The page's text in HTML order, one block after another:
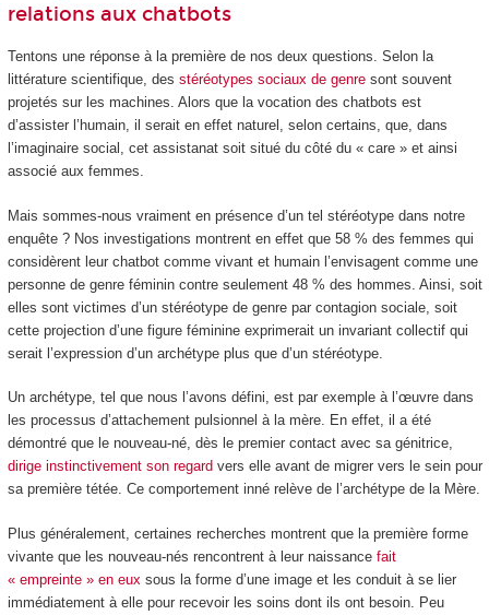
relations aux chatbots
Tentons une réponse à la première de nos deux questions. Selon la
littérature scientifique, des stéréotypes sociaux de genresont souvent
projetés sur les machines. Alors que la vocation des chatbots est
d’assister l’humain, il serait en effet naturel, selon certains, que, dans
l’imaginaire social, cet assistanat soit situé du côté du « care » et ainsi
associé aux femmes.
Mais sommes-nous vraiment en présence d’un tel stéréotype dans notre
enquête ? Nos investigations montrent en effet que 58 % des femmes qui
considèrent leur chatbot comme vivant et humain l’envisagent comme une
personne de genre féminin contre seulement 48 % des hommes. Ainsi, soit
elles sont victimes d’un stéréotype de genre par contagion sociale, soit
cette projection d’une figure féminine exprimerait un invariant collectif qui
serait l’expression d’un archétype plus que d’un stéréotype.
Un archétype, tel que nous l’avons défini, est par exemple à l’œuvre dans
les processus d’attachement pulsionnel à la mère. En effet, il a été
démontré que le nouveau-né, dès le premier contact avec sa génitrice,
dirige instinctivement son regard vers elle avant de migrer vers le sein pour
sa première tétée. Ce comportement inné relève de l’archétype de la Mère.
Plus généralement, certaines recherches montrent que la première forme
vivante que les nouveau-nés rencontrent à leur naissance fait
« empreinte » en eux sous la forme d’une image et les conduit à se lier
immédiatement à elle pour recevoir les soins dont ils ont besoin. Peu